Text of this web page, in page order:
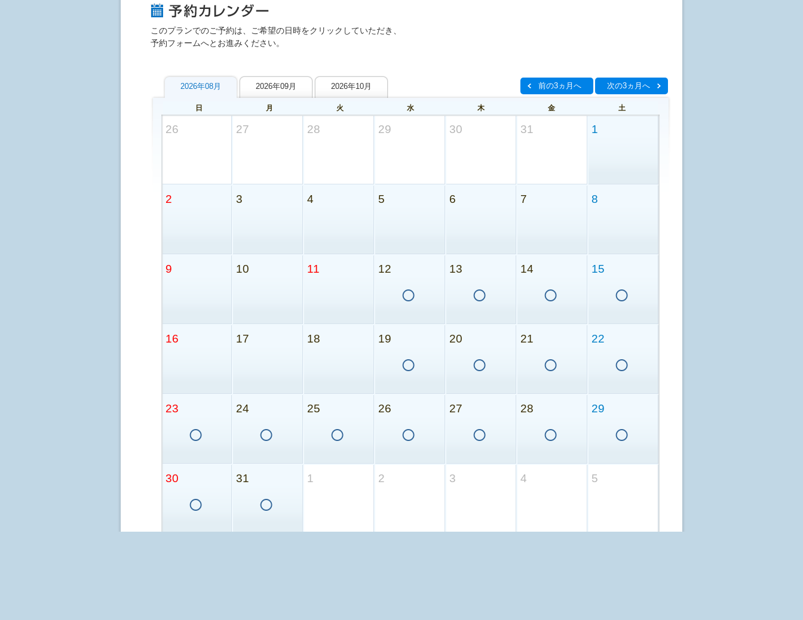
このプランでのご予約は、ご希望の日時をクリックしていただき、
予約フォームへとお進みください。
前の3ヵ月へ 次の3ヵ月へ
2026年08月 2026年09月 2026年10月
日 月 火 水 木 金 土
26 27 28 29 30 31 1
2 3 4 5 6 7 8
9 10 11 12
○
13
○
14
○
15
○
16 17 18 19
○
20
○
21
○
22
○
23
○
24
○
25
○
26
○
27
○
28
○
29
○
30
○
31
○
1 2 3 4 5